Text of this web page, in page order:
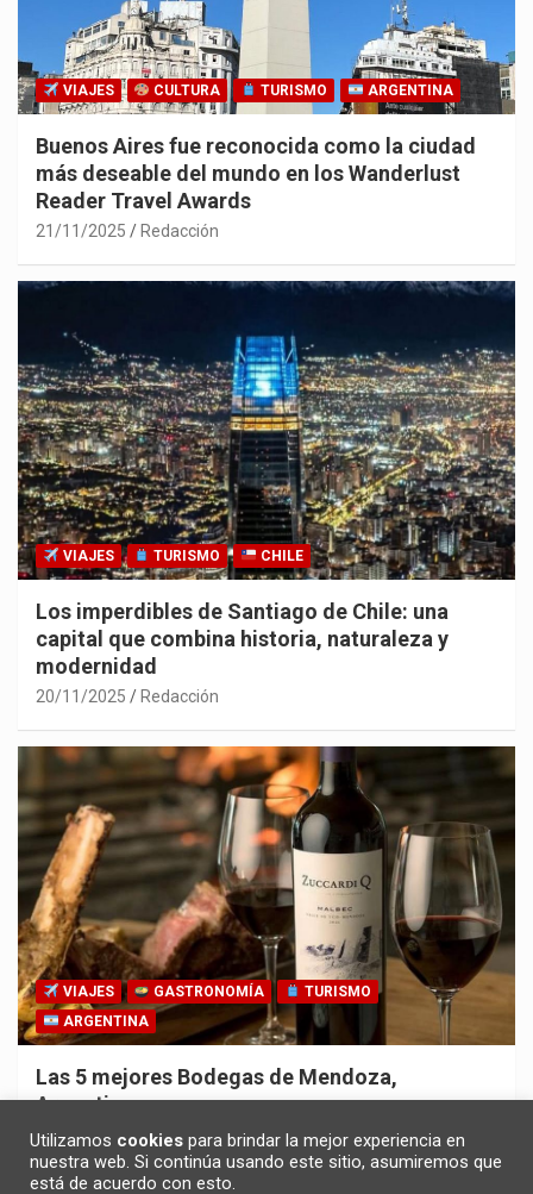
VIAJES CULTURA TURISMO ARGENTINA
Buenos Aires fue reconocida como la ciudad
más deseable del mundo en los Wanderlust
Reader Travel Awards
21/11/2025 Redacción
VIAJES TURISMO CHILE
Los imperdibles de Santiago de Chile: una
capital que combina historia, naturaleza y
modernidad
20/11/2025 Redacción
VIAJES GASTRONOMÍA
TURISMO
ARGENTINA
Las 5 mejores Bodegas de Mendoza,
Argentina
30/10/2025 Redacción
Utilizamos cookies para brindar la mejor experiencia en
nuestra web. Si continúa usando este sitio, asumiremos que
está de acuerdo con esto.